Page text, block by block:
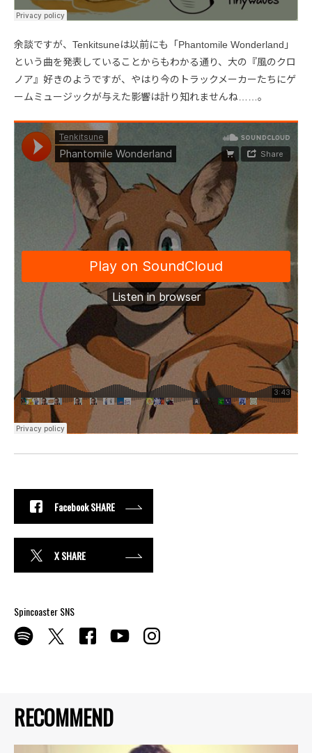
RECOMMEND
余談ですが、Tenkitsuneは以前にも「Phantomile Wonderland」
という曲を発表していることからもわかる通り、大の『風のクロ
ノア』好きのようですが、やはり今のトラックメーカーたちにゲ
ームミュージックが与えた影響は計り知れませんね……。
Facebook SHARE
X SHARE
Spincoaster SNS